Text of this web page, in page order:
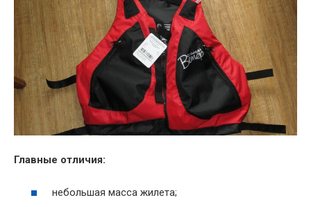
Главные отличия:
небольшая масса жилета;